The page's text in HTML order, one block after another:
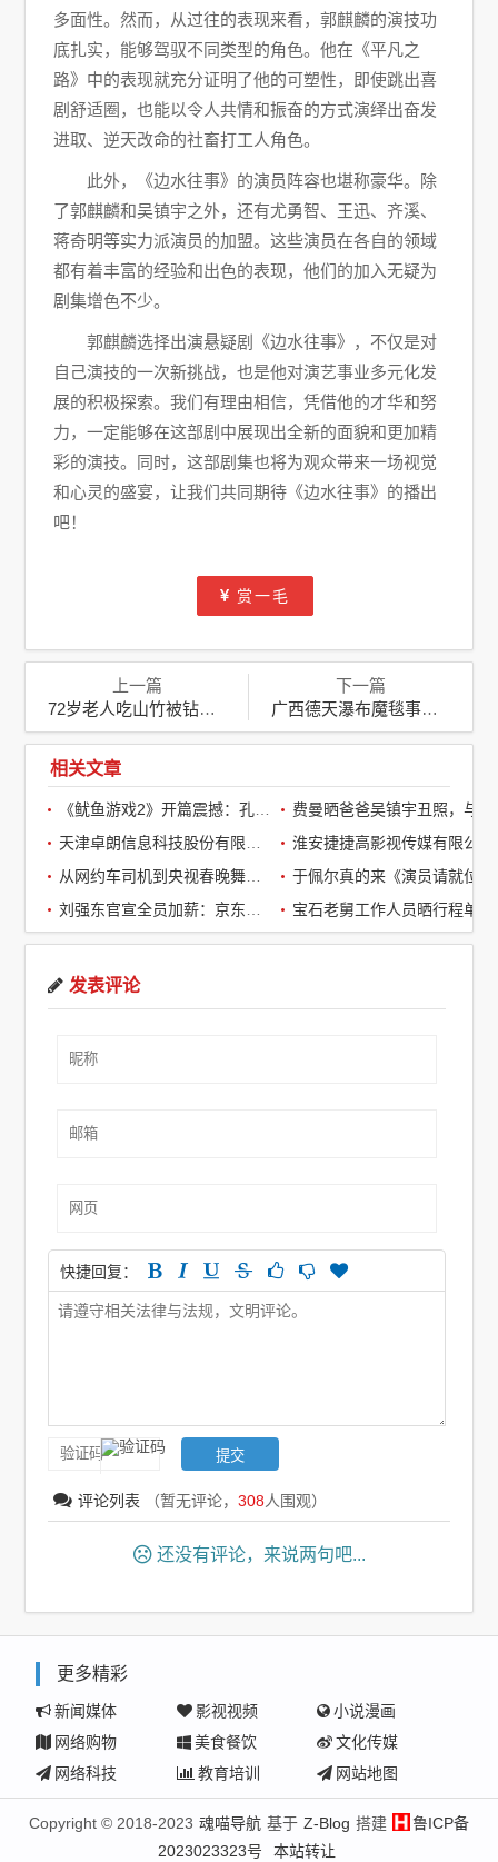
多面性。然而，从过往的表现来看，郭麒麟的演技功
底扎实，能够驾驭不同类型的角色。他在《平凡之
路》中的表现就充分证明了他的可塑性，即使跳出喜
剧舒适圈，也能以令人共情和振奋的方式演绎出奋发
进取、逆天改命的社畜打工人角色。
此外，《边水往事》的演员阵容也堪称豪华。除
了郭麒麟和吴镇宇之外，还有尤勇智、王迅、齐溪、
蒋奇明等实力派演员的加盟。这些演员在各自的领域
都有着丰富的经验和出色的表现，他们的加入无疑为
剧集增色不少。
郭麒麟选择出演悬疑剧《边水往事》，不仅是对
自己演技的一次新挑战，也是他对演艺事业多元化发
展的积极探索。我们有理由相信，凭借他的才华和努
力，一定能够在这部剧中展现出全新的面貌和更加精
彩的演技。同时，这部剧集也将为观众带来一场视觉
和心灵的盛宴，让我们共同期待《边水往事》的播出
吧！
赏一毛
上一篇
72岁老人吃山竹被钻出的蝎子咬伤：一场意外的惊魂
下一篇
广西德天瀑布魔毯事故致1死60伤，涉事责任人已被依法控制
相关文章
淮安捷捷高影视传媒有限公司
发表评论
快捷回复：
评论列表 （暂无评论，308人围观）
还没有评论，来说两句吧...
更多精彩
新闻媒体 影视视频
小说漫画
网络购物
美食餐饮
文化传媒
网络科技
教育培训 网站地图
Copyright © 2018-2023 魂喵导航 基于 Z-Blog 搭建
鲁ICP备
2023023323号
本站转让